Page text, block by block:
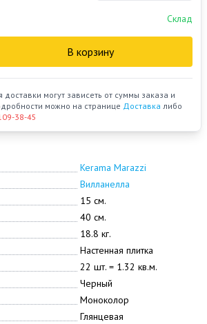
Kerama Marazzi
Вилланелла
15 см.
40 см.
18.8 кг.
Настенная плитка
22 шт. = 1.32 кв.м.
Черный
Моноколор
Глянцевая
Склад
В корзину
доставки могут зависеть от суммы заказа и
можно на странице Доставка либо
38-45